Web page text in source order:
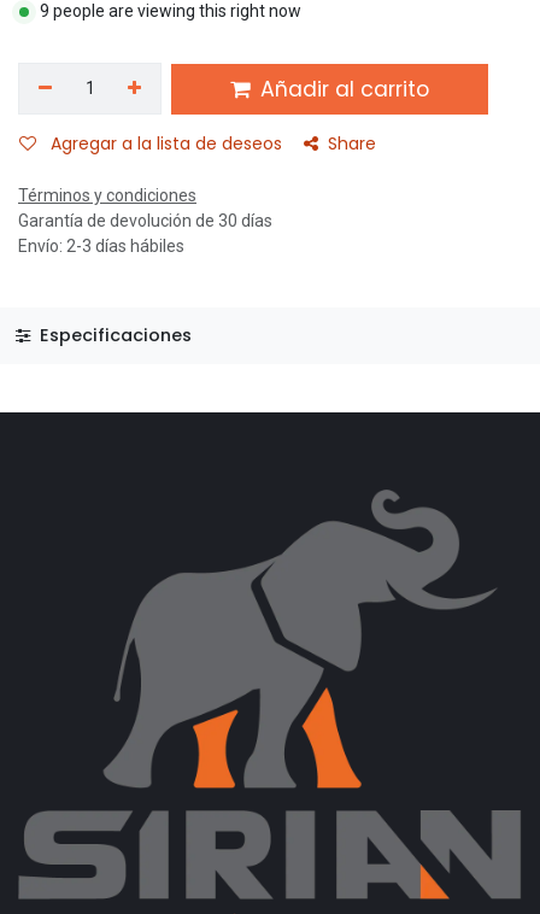
9 people are viewing this right now
Añadir al carrito
Agregar a la lista de deseos Share
Términos y condiciones
Garantía de devolución de 30 días
Envío: 2-3 días hábiles
Especificaciones